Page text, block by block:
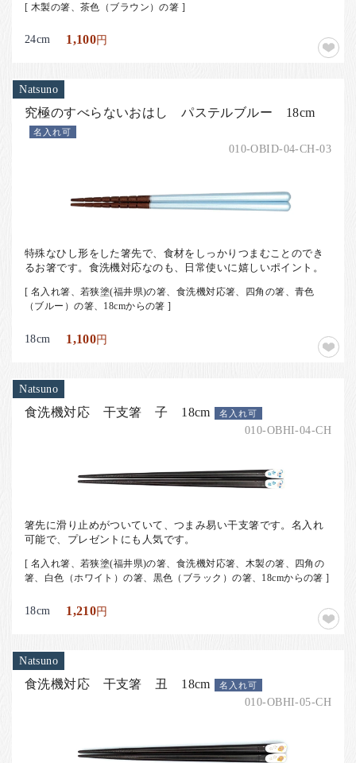
[ 木製の箸、茶色（ブラウン）の箸 ]
24cm 1,100円
Natsuno
究極のすべらないおはし パステルブルー 18cm
名入れ可
010-OBID-04-CH-03
特殊なひし形をした箸先で、食材をしっかりつまむことのでき
るお箸です。食洗機対応なのも、日常使いに嬉しいポイント。
[ 名入れ箸、若狭塗(福井県)の箸、食洗機対応箸、四角の箸、青色
（ブルー）の箸、18cmからの箸 ]
18cm 1,100円
Natsuno
食洗機対応 干支箸 子 18cm 名入れ可
010-OBHI-04-CH
箸先に滑り止めがついていて、つまみ易い干支箸です。名入れ
可能で、プレゼントにも人気です。
[ 名入れ箸、若狭塗(福井県)の箸、食洗機対応箸、木製の箸、四角の
箸、白色（ホワイト）の箸、黒色（ブラック）の箸、18cmからの箸 ]
18cm 1,210円
Natsuno
食洗機対応 干支箸 丑 18cm 名入れ可
010-OBHI-05-CH